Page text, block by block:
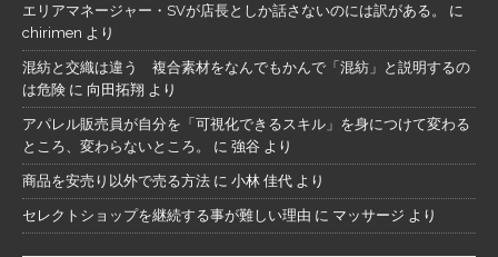
エリアマネージャー・SVが店長としか話さないのには訳がある。
に
chirimen より
混紡と交織は違う 複合素材をなんでもかんで「混紡」と説明するの
は危険 に 向田拓翔 より
アパレル販売員が自分を「可視化できるスキル」を身につけて変わる
ところ、変わらないところ。
に 強谷 より
商品を安売り以外で売る方法 に 小林 佳代 より
セレクトショップを継続する事が難しい理由 に マッサージ より